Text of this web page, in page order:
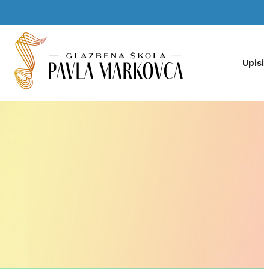
Upisi